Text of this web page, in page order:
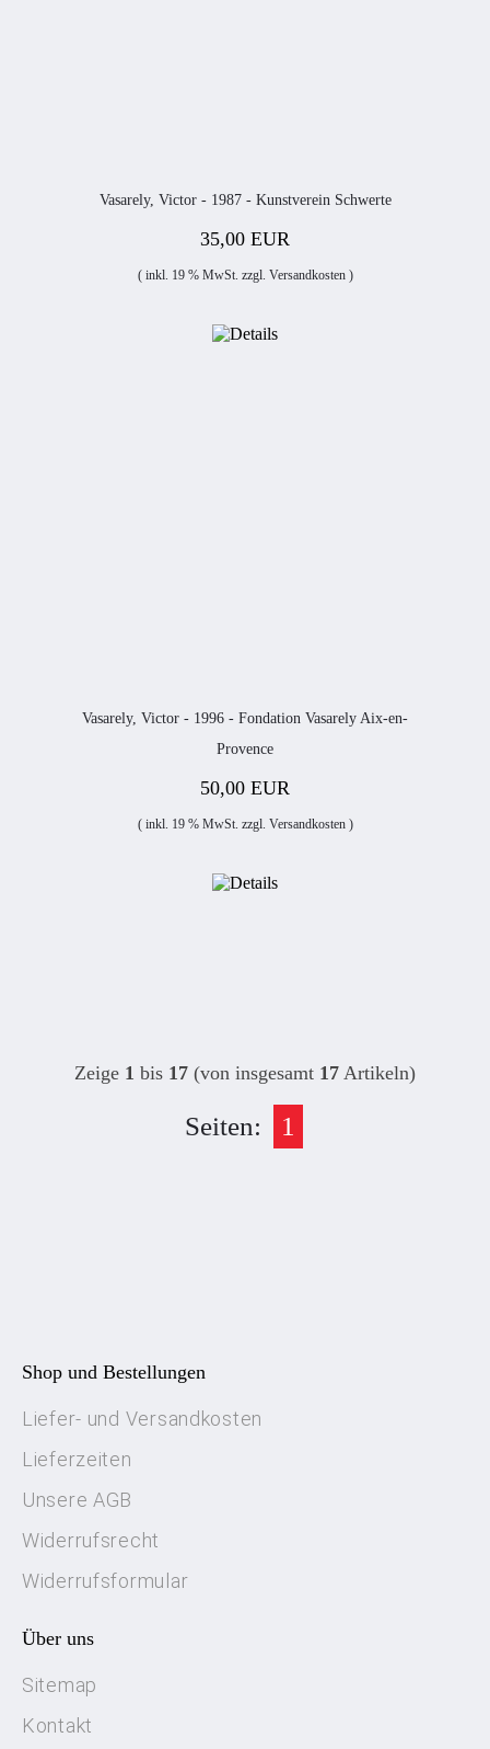
Vasarely, Victor - 1987 - Kunstverein Schwerte
35,00 EUR
( inkl. 19 % MwSt. zzgl. Versandkosten)
Vasarely, Victor - 1996 - Fondation Vasarely Aix-en-
Provence
50,00 EUR
( inkl. 19 % MwSt. zzgl. Versandkosten)
Zeige 1 bis 17 (von insgesamt 17 Artikeln)
Seiten: 1
Shop und Bestellungen
Liefer- und Versandkosten
Lieferzeiten
Unsere AGB
Widerrufsrecht
Widerrufsformular
Über uns
Sitemap
Kontakt